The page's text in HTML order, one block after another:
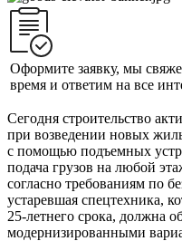
Оформите заявку, мы
время и ответим на все
Сегодня строительство
при возведении новых
с помощью подъемных
подача грузов на любой
согласно требованиям по
устаревшая спецтехника,
25-летнего срока, должна
модернизированными